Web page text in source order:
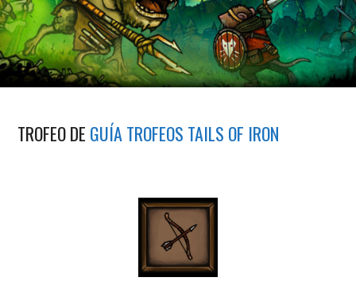
TROFEO DE GUÍA TROFEOS TAILS OF IRON